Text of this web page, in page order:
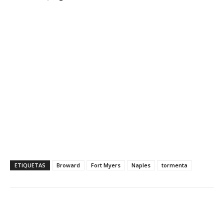
ETIQUETAS Broward Fort Myers Naples tormenta